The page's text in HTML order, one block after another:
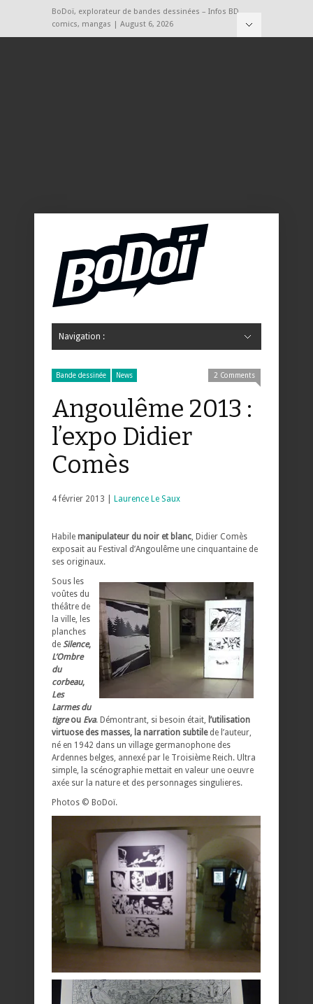
BoDoï, explorateur de bandes dessinées – Infos BD,
comics, mangas | August 6, 2026
Navigation :
Bande dessinée News 2 Comments
Angoulême 2013 :
l’expo Didier
Comès
4 février 2013 | Laurence Le Saux
Habile manipulateur du noir et blanc , Didier Comès
exposait au Festival d’Angoulême une cinquantaine de
ses originaux.
Sous les
voûtes du
théâtre de
la ville, les
planches
de Silence,
L’Ombre
du
corbeau,
Les
Larmes du
tigreou Eva. Démontrant, si besoin était,
l’utilisation
virtuose des masses, la narration subtilede l’auteur,
né en 1942 dans un village germanophone des
Ardennes belges, annexé par le Troisième Reich. Ultra
simple, la scénographie mettait en valeur une oeuvre
axée sur la nature et des personnages singulieres.
Photos © BoDoï.